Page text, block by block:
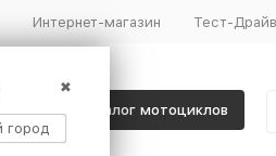
✖
город
Интернет-магазин Тест-Драйв
Каталог мотоциклов